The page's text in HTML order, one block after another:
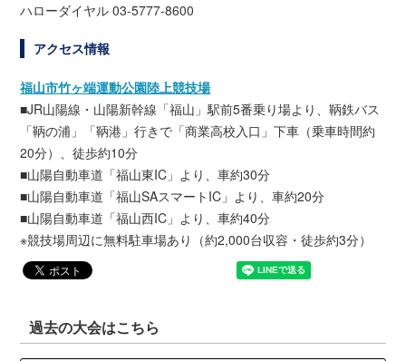
ハローダイヤル 03-5777-8600
アクセス情報
福山市竹ヶ端運動公園陸上競技場
■JR山陽線・山陽新幹線「福山」駅前5番乗り場より、鞆鉄バス
「鞆の浦」「鞆港」行きで「商業高校入口」下車（乗車時間約
20分）、徒歩約10分
■山陽自動車道「福山東IC」より、車約30分
■山陽自動車道「福山SAスマートIC」より、車約20分
■山陽自動車道「福山西IC」より、車約40分
※競技場周辺に無料駐車場あり（約2,000台収容・徒歩約3分）
過去の大会はこちら